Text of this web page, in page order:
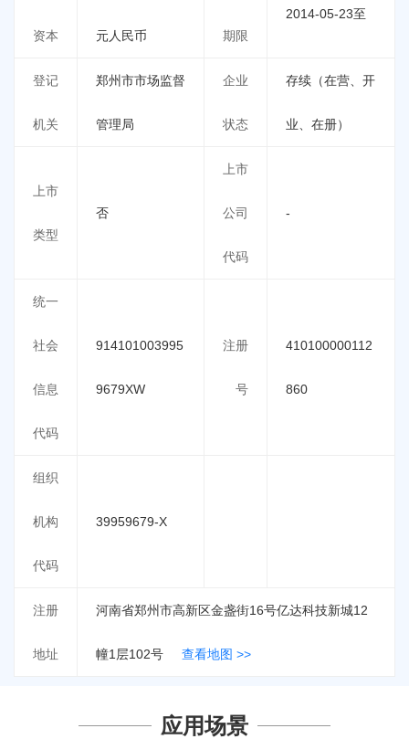
资本 元人民币 期限
2014-05-23至
登记
机关
郑州市市场监督
管理局
企业
状态
存续（在营、开
业、在册）
上市
类型
否
上市
公司
代码
-
统一
社会
信息
代码
914101003995
9679XW
注册
号
410100000112
860
组织
机构
代码
39959679-X
注册
地址
河南省郑州市高新区金盏街16号亿达科技新城12
幢1层102号 查看地图 >>
应用场景